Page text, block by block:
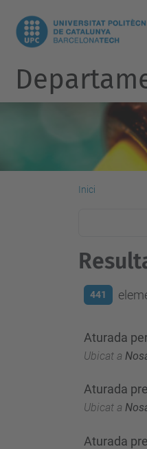
Inici
441
Aturada
Ubicat a
Aturada
Ubicat a
Aturada